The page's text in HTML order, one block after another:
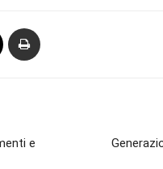
e